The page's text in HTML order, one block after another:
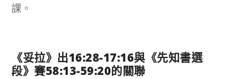
課。
《妥拉》出16:28-17:16與《先知書選
段》 賽58:13-59:20的關聯